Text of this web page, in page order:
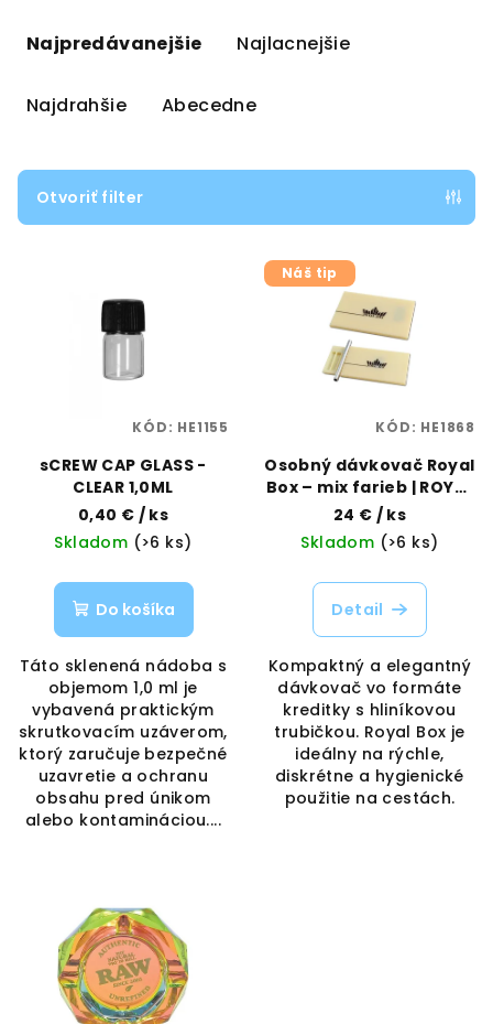
p
Najpredávanejšie Najlacnejšie
Najdrahšie Abecedne
Otvoriť filter
v
sCREW CAP GLASS -
CLEAR 1,0ML
0,40 € / ks
Skladom (>6 ks)
Do košíka
Táto sklenená nádoba s
objemom 1,0 ml je
vybavená praktickým
skrutkovacím uzáverom,
ktorý zaručuje bezpečné
uzavretie a ochranu
obsahu pred únikom
alebo kontamináciou....
KÓD: HE1155
Náš tip
Osobný dávkovač Royal
Box – mix farieb | ROYAL
BOX | VAPORAMA
24 € / ks
Skladom (>6 ks)
Detail
Kompaktný a elegantný
dávkovač vo formáte
kreditky s hliníkovou
trubičkou. Royal Box je
ideálny na rýchle,
diskrétne a hygienické
použitie na cestách.
KÓD: HE1868